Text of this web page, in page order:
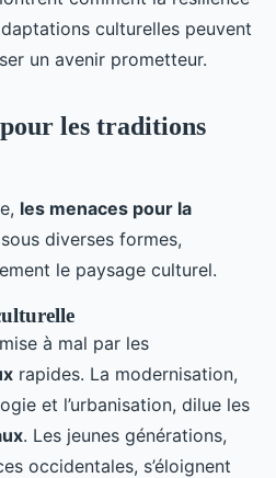
culturelles peuvent
un avenir prometteur.
les traditions
les menaces pour la
diverses formes,
le paysage culturel.
à mal par les
rapides. La modernisation,
et l’urbanisation, dilue les
. Les jeunes générations,
occidentales, s’éloignent